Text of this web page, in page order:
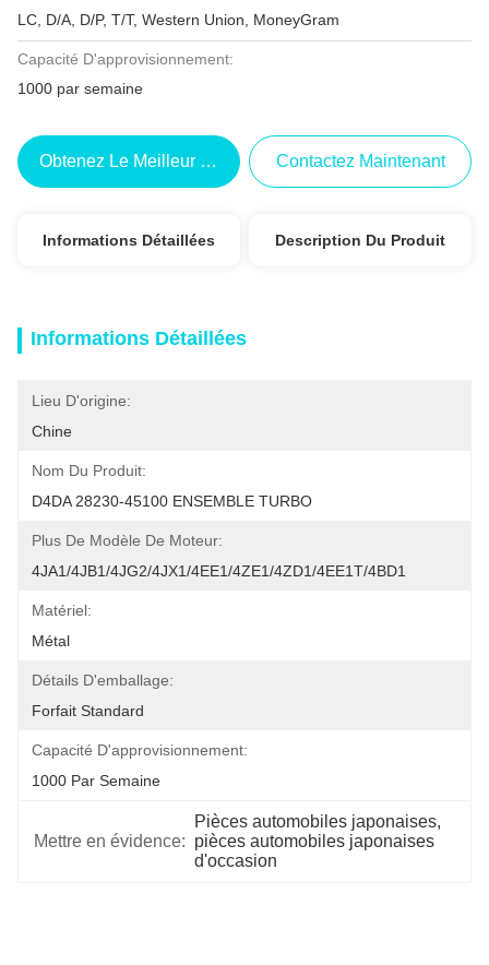
LC, D/A, D/P, T/T, Western Union, MoneyGram
Capacité D'approvisionnement:
1000 par semaine
Obtenez Le Meilleur Prix Contactez Maintenant
Informations Détaillées Description Du Produit
Informations Détaillées
Lieu D'origine:
Chine
Nom Du Produit:
D4DA 28230-45100 ENSEMBLE TURBO
Plus De Modèle De Moteur:
4JA1/4JB1/4JG2/4JX1/4EE1/4ZE1/4ZD1/4EE1T/4BD1
Matériel:
Métal
Détails D'emballage:
Forfait Standard
Capacité D'approvisionnement:
1000 Par Semaine
Mettre en évidence:
Pièces automobiles japonaises,
pièces automobiles japonaises
d'occasion